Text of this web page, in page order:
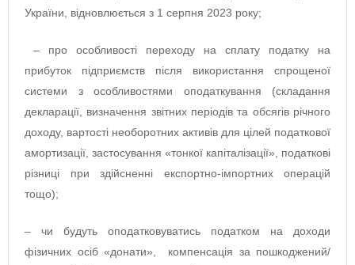
України, відновлюється з 1 серпня 2023 року;
– про особливості переходу на сплату податку на
прибуток підприємств після використання спрощеної
системи з особливостями оподаткування (складання
декларації, визначення звітних періодів та обсягів річного
доходу, вартості необоротних активів для цілей податкової
амортизації, застосування «тонкої капіталізації», податкові
різниці при здійсненні експортно-імпортних операцій
тощо);
– чи будуть оподатковуватись податком на доходи
фізичних осіб «донати», компенсація за пошкоджений/